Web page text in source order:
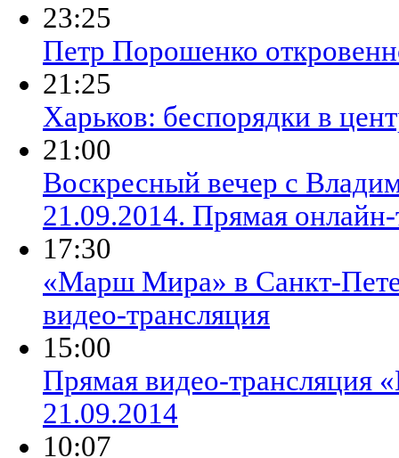
23:25
Петр Порошенко
21:25
Харьков: беспорядки в
21:00
Воскресный вечер с
21.09.2014. Прямая онлайн-
17:30
«Марш Мира» в Санкт-
видео-трансляция
15:00
Прямая видео-
21.09.2014
10:07